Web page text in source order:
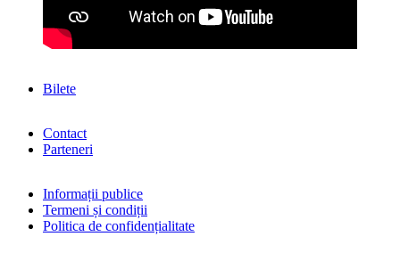
Bilete
Contact
Parteneri
Informații publice
Termeni și condiții
Politica de confidențialitate